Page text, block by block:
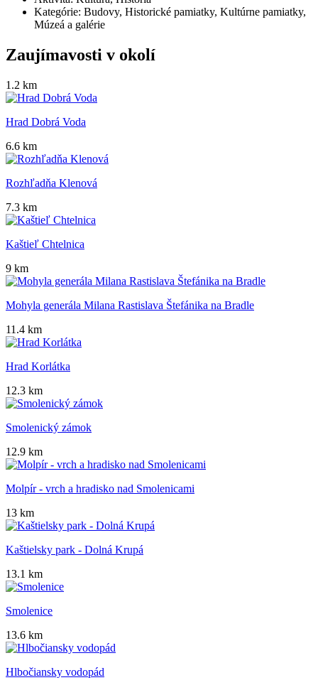
Kategórie: Budovy, Historické pamiatky, Kultúrne pamiatky,
Múzeá a galérie
Zaujímavosti v okolí
1.2 km
Hrad Dobrá Voda
6.6 km
Rozhľadňa Klenová
7.3 km
Kaštieľ Chtelnica
9 km
Mohyla generála Milana Rastislava Štefánika na Bradle
11.4 km
Hrad Korlátka
12.3 km
Smolenický zámok
12.9 km
Molpír - vrch a hradisko nad Smolenicami
13 km
Kaštielsky park - Dolná Krupá
13.1 km
Smolenice
13.6 km
Hlbočiansky vodopád